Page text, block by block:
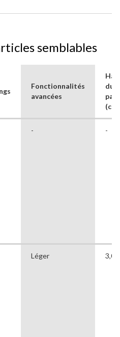
semblables
Fonctionnalités
avancées
du
(cm)
- -
Léger